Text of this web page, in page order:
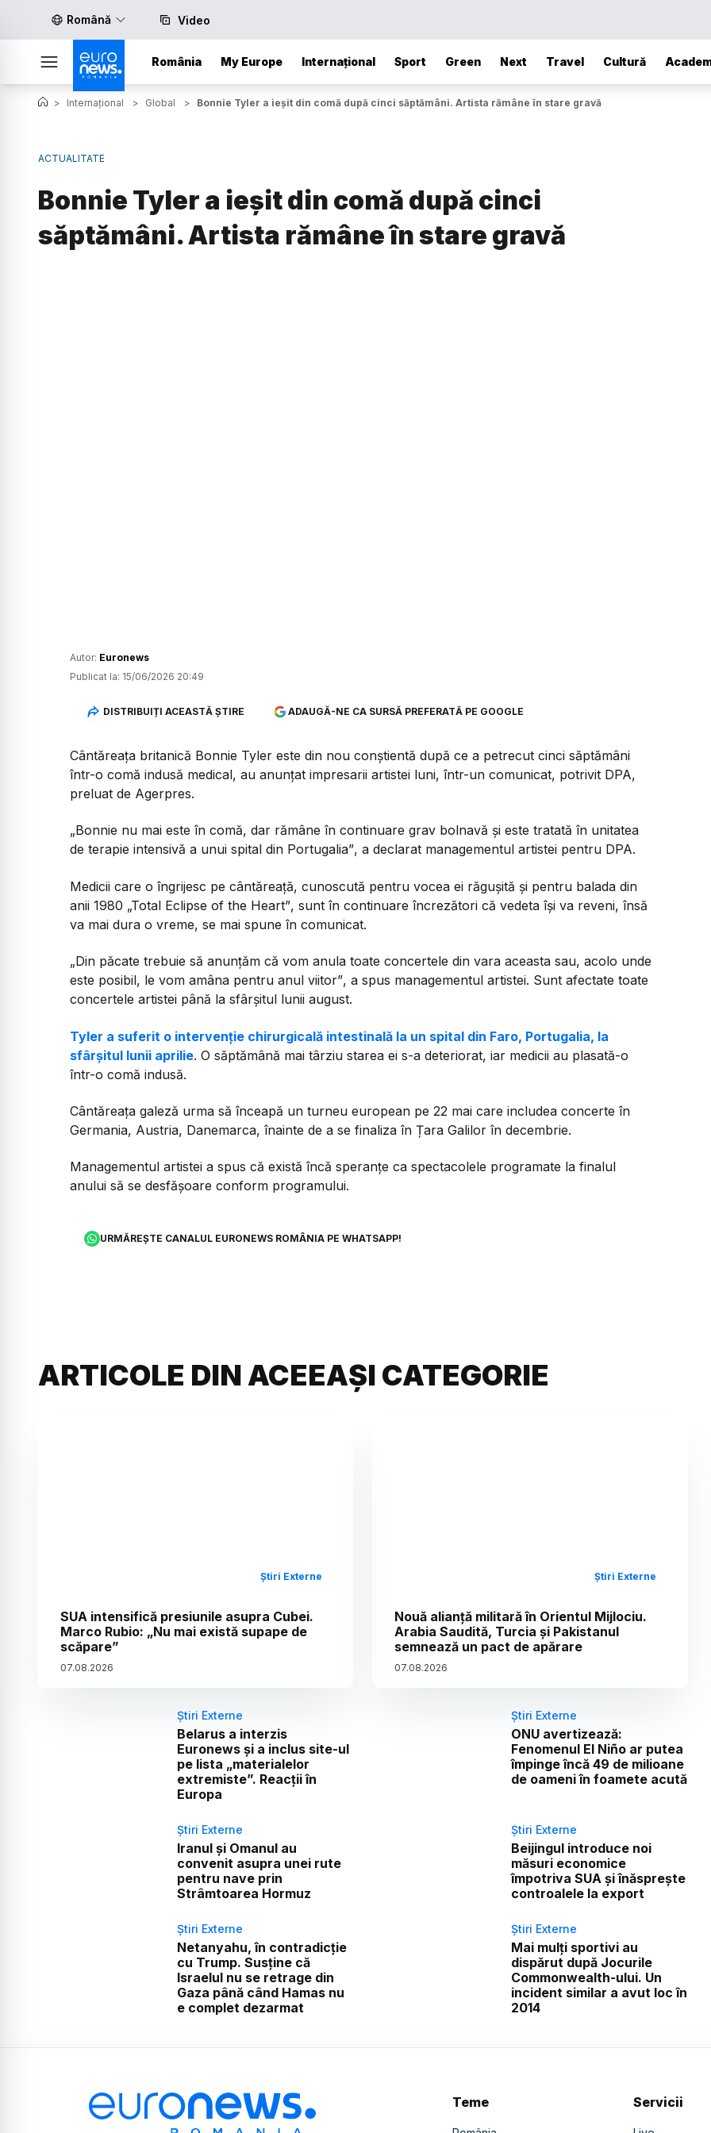
Română Video
România My Europe Internațional Sport Green Next Travel Cultură
> Internațional > Global > Bonnie Tyler a ieșit din comă după cinci săptămâni. Artista rămâne în stare gravă
ACTUALITATE
Bonnie Tyler a ieșit din comă după cinci
săptămâni. Artista rămâne în stare gravă
Autor: Euronews
Publicat la: 15/06/2026 20:49
DISTRIBUIȚI ACEASTĂ ȘTIRE ADAUGĂ-NE CA SURSĂ PREFERATĂ PE GOOGLE
Cântăreața britanică Bonnie Tyler este din nou conștientă după ce a petrecut cinci săptămâni
într-o comă indusă medical, au anunțat impresarii artistei luni, într-un comunicat, potrivit DPA,
preluat de Agerpres.
„Bonnie nu mai este în comă, dar rămâne în continuare grav bolnavă și este tratată în unitatea
de terapie intensivă a unui spital din Portugalia”, a declarat managementul artistei pentru DPA.
Medicii care o îngrijesc pe cântăreață, cunoscută pentru vocea ei răgușită și pentru balada din
anii 1980 „Total Eclipse of the Heart”, sunt în continuare încrezători că vedeta își va reveni, însă
va mai dura o vreme, se mai spune în comunicat.
„Din păcate trebuie să anunțăm că vom anula toate concertele din vara aceasta sau, acolo unde
este posibil, le vom amâna pentru anul viitor”, a spus managementul artistei. Sunt afectate toate
concertele artistei până la sfârșitul lunii august.
Tyler a suferit o intervenție chirurgicală intestinală la un spital din Faro, Portugalia, la
sfârșitul lunii aprilie. O săptămână mai târziu starea ei s-a deteriorat, iar medicii au plasată-o
într-o comă indusă.
Cântăreața galeză urma să înceapă un turneu european pe 22 mai care includea concerte în
Germania, Austria, Danemarca, înainte de a se finaliza în Țara Galilor în decembrie.
Managementul artistei a spus că există încă speranțe ca spectacolele programate la finalul
anului să se desfășoare conform programului.
URMĂREȘTE CANALUL EURONEWS ROMÂNIA PE WHATSAPP!
ARTICOLE DIN ACEEAȘI CATEGORIE
Știri Externe
SUA intensifică presiunile asupra Cubei.
Marco Rubio: „Nu mai există supape de
scăpare”
07.08.2026
Știri Externe
Nouă alianță militară în Orientul Mijlociu.
Arabia Saudită, Turcia și Pakistanul
semnează un pact de apărare
07.08.2026
Știri Externe
Belarus a interzis
Euronews și a inclus site-ul
pe lista „materialelor
extremiste”. Reacții în
Europa
Știri Externe
ONU avertizează:
Fenomenul El Niño ar putea
împinge încă 49 de milioane
de oameni în foamete acută
Știri Externe
Iranul și Omanul au
convenit asupra unei rute
pentru nave prin
Strâmtoarea Hormuz
Știri Externe
Beijingul introduce noi
măsuri economice
împotriva SUA și înăsprește
controalele la export
Știri Externe
Netanyahu, în contradicție
cu Trump. Susține că
Israelul nu se retrage din
Gaza până când Hamas nu
e complet dezarmat
Știri Externe
Mai mulți sportivi au
dispărut după Jocurile
Commonwealth-ului. Un
incident similar a avut loc în
2014
Teme Servicii